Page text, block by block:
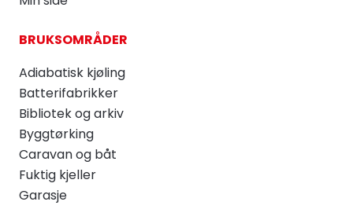
BRUKSOMRÅDER
Adiabatisk kjøling
Batterifabrikker
Bibliotek og arkiv
Byggtørking
Caravan og båt
Fuktig kjeller
Garasje